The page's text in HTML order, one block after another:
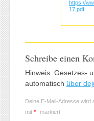
https://
17.pdf
Schreibe einen
Hinweis: Gesetzes-
automatisch über
Deine E-Mail-Adresse wird
mit * markiert